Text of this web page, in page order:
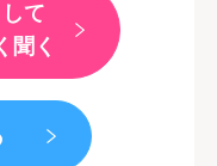
て
聞く